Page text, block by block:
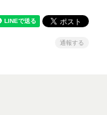
通報する